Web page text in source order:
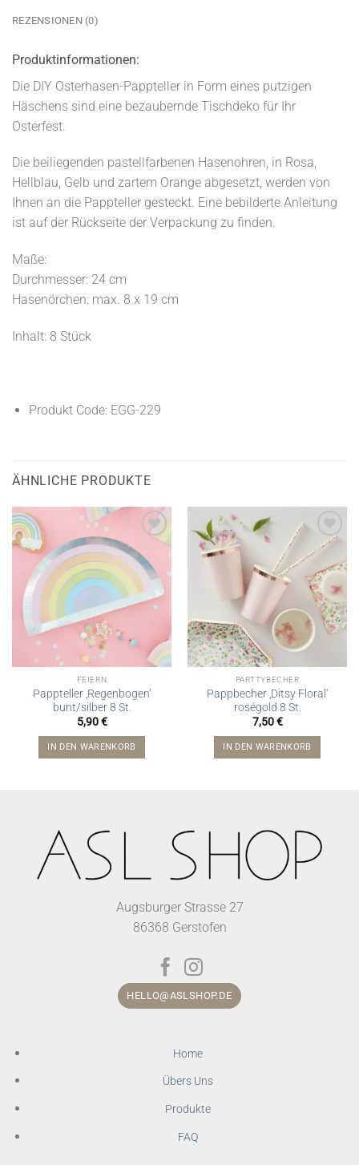
REZENSIONEN (0)
Produktinformationen:
Die DIY Osterhasen-Pappteller in Form eines putzigen
Häschens sind eine bezaubernde Tischdeko für Ihr
Osterfest.
Die beiliegenden pastellfarbenen Hasenohren, in Rosa,
Hellblau, Gelb und zartem Orange abgesetzt, werden von
Ihnen an die Pappteller gesteckt. Eine bebilderte Anleitung
ist auf der Rückseite der Verpackung zu finden.
Maße:
Durchmesser: 24 cm
Hasenörchen: max. 8 x 19 cm
Inhalt: 8 Stück
Produkt Code: EGG-229
ÄHNLICHE PRODUKTE
FEIERN
Pappteller ‚Regenbogen‘
bunt/silber 8 St.
5,90€
IN DEN WARENKORB
PARTTYBECHER
Pappbecher ‚Ditsy Floral‘
roségold 8 St.
7,50€
IN DEN WARENKORB
Augsburger Strasse 27
86368 Gerstofen
HELLO@ASLSHOP.DE
Home
Übers Uns
Produkte
FAQ